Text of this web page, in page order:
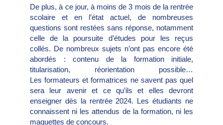
De plus, à ce jour, à moins de 3 mois de la rentrée
scolaire et en l’état actuel, de nombreuses
questions sont restées sans réponse, notamment
celle de la poursuite d’études pour les reçus
collés. De nombreux sujets n’ont pas encore été
abordés : contenu de la formation initiale,
titularisation, réorientation possible…
Les formateurs et formatrices ne savent pas quel
sera leur avenir et ce qu’ils et elles devront
enseigner dès la rentrée 2024. Les étudiants ne
connaissent ni les attendus de la formation, ni les
maquettes de concours.